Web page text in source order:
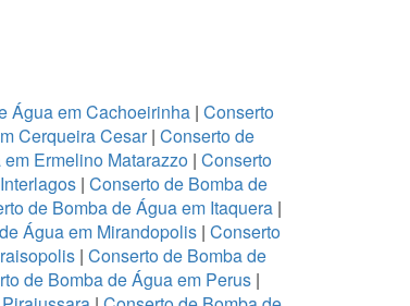
Água em Cachoeirinha | Conserto
Cerqueira Cesar| Conserto de
Ermelino Matarazzo | Conserto
| Conserto de Bomba de
de Bomba de Água em Itaquera|
Água em Mirandopolis| Conserto
| Conserto de Bomba de
de Bomba de Água em Perus |